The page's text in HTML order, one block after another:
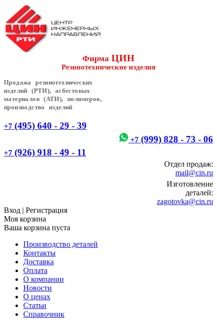
Фирма ЦИН
Резинотехнические изделия
Продажа резинотехнических
изделий (РТИ), асбестовых
материалов (АТИ), полимеров,
производство изделий
+7 (495) 640 - 29 - 39
+7 (999) 828 - 73 - 06
+7 (926) 918 - 49 - 11
Отдел продаж:
mail@cin.ru
Изготовление
деталей:
zagotovka@cin.ru
Вход | Регистрация
Моя корзина
Ваша корзина пуста
Производство деталей
Контакты
Доставка
Оплата
О компании
Новости
О ценах
Статьи
Справочник